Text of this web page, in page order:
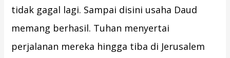
tidak gagal lagi. Sampai disini usaha Daud
memang berhasil. Tuhan menyertai
perjalanan mereka hingga tiba di Jerusalem